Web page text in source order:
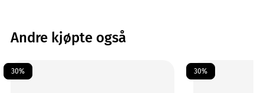
Andre kjøpte også
30% 30%